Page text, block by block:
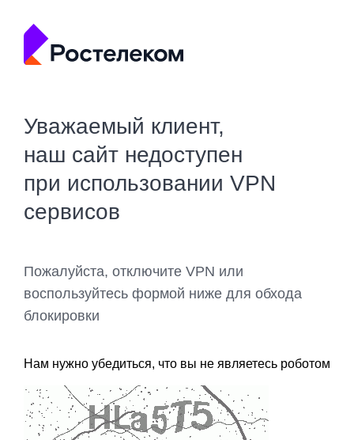
Уважаемый клиент,
наш сайт недоступен
при использовании VPN
сервисов
Пожалуйста, отключите VPN или
воспользуйтесь формой ниже для обхода
блокировки
Нам нужно убедиться, что вы не являетесь роботом